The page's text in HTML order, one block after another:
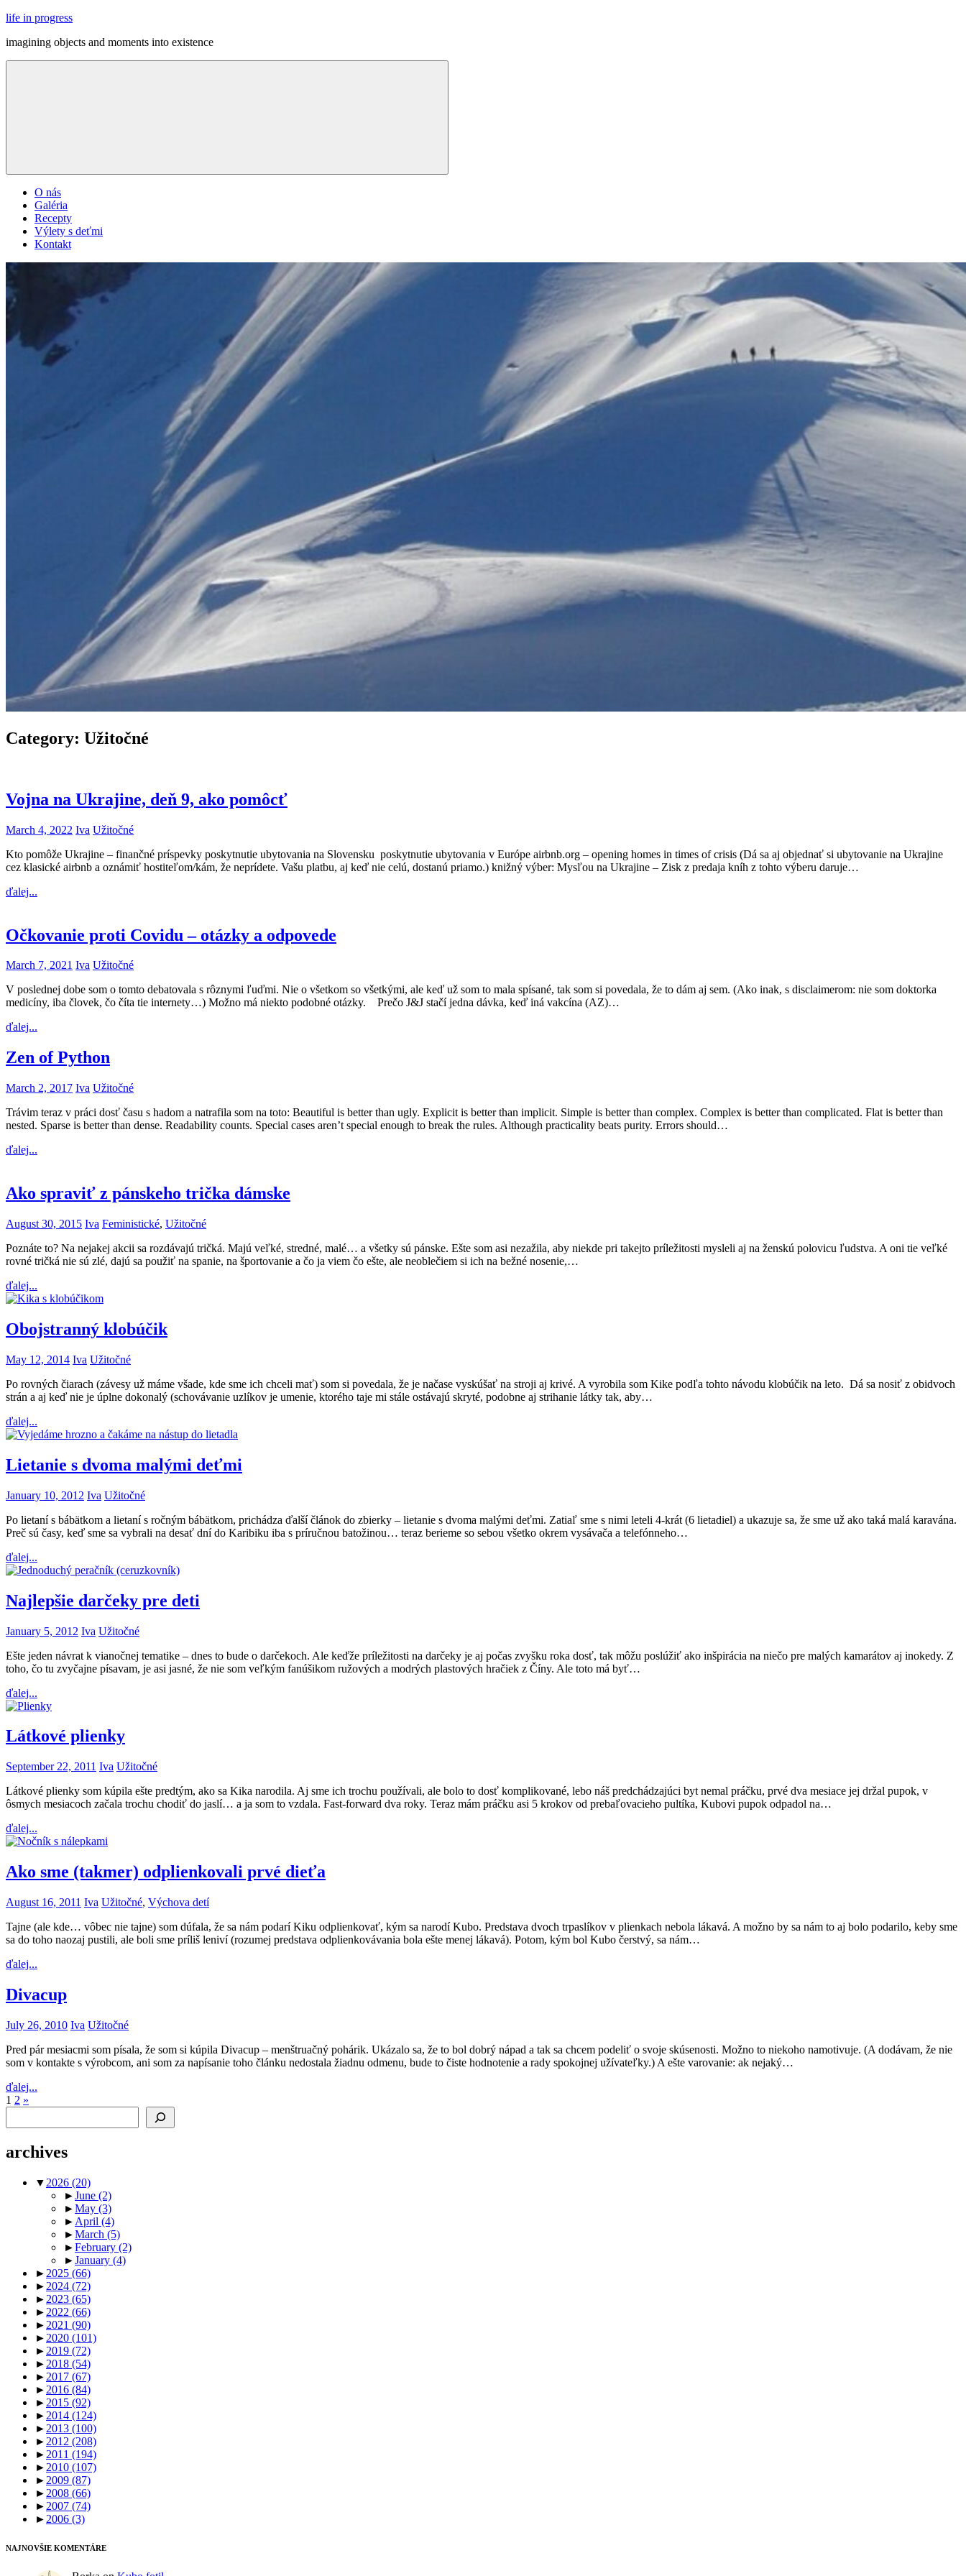
Skip
content
life in progress
imagining objects and moments into existence
Menu
O nás
Galéria
Recepty
Výlety s deťmi
Kontakt
Category: Užitočné
Vojna na Ukrajine, deň 9, ako pomôcť
March 4, 2022 Iva Užitočné
Kto pomôže Ukrajine – finančné príspevky poskytnutie ubytovania na Slovensku poskytnutie ubytovania v Európe airbnb.org – opening homes in times of crisis (Dá sa aj objednať si ubytovanie na Ukrajine
cez klasické airbnb a oznámiť hostiteľom/kám, že neprídete. Vašu platbu, aj keď nie celú, dostanú priamo.) knižný výber: Mysľou na Ukrajine – Zisk z predaja kníh z tohto výberu daruje…
ďalej...
Očkovanie proti Covidu – otázky a odpovede
March 7, 2021 Iva Užitočné
V poslednej dobe som o tomto debatovala s rôznymi ľuďmi. Nie o všetkom so všetkými, ale keď už som to mala spísané, tak som si povedala, že to dám aj sem. (Ako inak, s disclaimerom: nie som doktorka
medicíny, iba človek, čo číta tie internety…) Možno má niekto podobné otázky. Prečo J&J stačí jedna dávka, keď iná vakcína (AZ)…
ďalej...
Zen of Python
March 2, 2017 Iva Užitočné
Trávim teraz v práci dosť času s hadom a natrafila som na toto: Beautiful is better than ugly. Explicit is better than implicit. Simple is better than complex. Complex is better than complicated. Flat is better than
nested. Sparse is better than dense. Readability counts. Special cases aren’t special enough to break the rules. Although practicality beats purity. Errors should…
ďalej...
Ako spraviť z pánskeho trička dámske
August 30, 2015 Iva Feministické, Užitočné
Poznáte to? Na nejakej akcii sa rozdávajú tričká. Majú veľké, stredné, malé… a všetky sú pánske. Ešte som asi nezažila, aby niekde pri takejto príležitosti mysleli aj na ženskú polovicu ľudstva. A oni tie veľké
rovné tričká nie sú zlé, dajú sa použiť na spanie, na športovanie a čo ja viem čo ešte, ale neoblečiem si ich na bežné nosenie,…
ďalej...
Obojstranný klobúčik
May 12, 2014 Iva Užitočné
Po rovných čiarach (závesy už máme všade, kde sme ich chceli mať) som si povedala, že je načase vyskúšať na stroji aj krivé. A vyrobila som Kike podľa tohto návodu klobúčik na leto. Dá sa nosiť z obidvoch
strán a aj keď nie je úplne dokonalý (schovávanie uzlíkov je umenie, ktorého taje mi stále ostávajú skryté, podobne aj strihanie látky tak, aby…
ďalej...
Lietanie s dvoma malými deťmi
January 10, 2012 Iva Užitočné
Po lietaní s bábätkom a lietaní s ročným bábätkom, prichádza ďalší článok do zbierky – lietanie s dvoma malými deťmi. Zatiaľ sme s nimi leteli 4-krát (6 lietadiel) a ukazuje sa, že sme už ako taká malá karavána.
Preč sú časy, keď sme sa vybrali na desať dní do Karibiku iba s príručnou batožinou… teraz berieme so sebou všetko okrem vysávača a telefónneho…
ďalej...
Najlepšie darčeky pre deti
January 5, 2012 Iva Užitočné
Ešte jeden návrat k vianočnej tematike – dnes to bude o darčekoch. Ale keďže príležitosti na darčeky je aj počas zvyšku roka dosť, tak môžu poslúžiť ako inšpirácia na niečo pre malých kamarátov aj inokedy. Z
toho, čo tu zvyčajne písavam, je asi jasné, že nie som veľkým fanúšikom ružových a modrých plastových hračiek z Číny. Ale toto má byť…
ďalej...
Látkové plienky
September 22, 2011 Iva Užitočné
Látkové plienky som kúpila ešte predtým, ako sa Kika narodila. Aj sme ich trochu používali, ale bolo to dosť komplikované, lebo náš predchádzajúci byt nemal práčku, prvé dva mesiace jej držal pupok, v
ôsmych mesiacoch začala trochu chodiť do jaslí… a ja som to vzdala. Fast-forward dva roky. Teraz mám práčku asi 5 krokov od prebaľovacieho pultíka, Kubovi pupok odpadol na…
ďalej...
Ako sme (takmer) odplienkovali prvé dieťa
August 16, 2011 Iva Užitočné, Výchova detí
Tajne (ale kde… vôbec nie tajne) som dúfala, že sa nám podarí Kiku odplienkovať, kým sa narodí Kubo. Predstava dvoch trpaslíkov v plienkach nebola lákavá. A možno by sa nám to aj bolo podarilo, keby sme
sa do toho naozaj pustili, ale boli sme príliš leniví (rozumej predstava odplienkovávania bola ešte menej lákavá). Potom, kým bol Kubo čerstvý, sa nám…
ďalej...
Divacup
July 26, 2010 Iva Užitočné
Pred pár mesiacmi som písala, že som si kúpila Divacup – menštruačný pohárik. Ukázalo sa, že to bol dobrý nápad a tak sa chcem podeliť o svoje skúsenosti. Možno to niekoho namotivuje. (A dodávam, že nie
som v kontakte s výrobcom, ani som za napísanie toho článku nedostala žiadnu odmenu, bude to čiste hodnotenie a rady spokojnej užívateľky.) A ešte varovanie: ak nejaký…
ďalej...
Posts
1 2 Next
»
archives
▼ 2026 (20)
►June (2)
►May (3)
► April (4)
►March (5)
►February (2)
►January (4)
► 2025 (66)
► 2024 (72)
► 2023 (65)
► 2022 (66)
► 2021 (90)
► 2020 (101)
► 2019 (72)
► 2018 (54)
► 2017 (67)
► 2016 (84)
► 2015 (92)
► 2014 (124)
► 2013 (100)
► 2012 (208)
► 2011 (194)
► 2010 (107)
► 2009 (87)
► 2008 (66)
► 2007 (74)
► 2006 (3)
NAJNOVŠIE KOMENTÁRE